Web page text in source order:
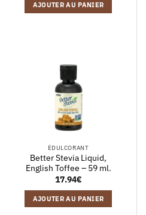
AJOUTER AU PANIER
ÉDULCORANT
Better Stevia Liquid,
English Toffee – 59 ml.
17.94€
AJOUTER AU PANIER